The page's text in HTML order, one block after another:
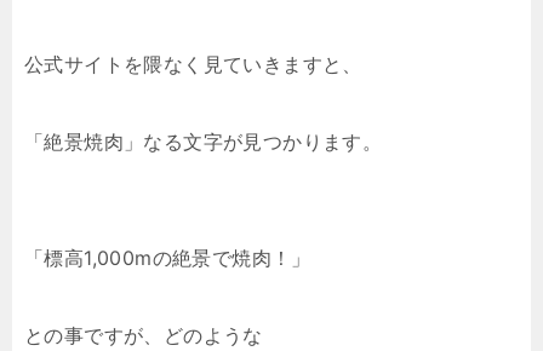
公式サイトを隈なく見ていきますと、
「絶景焼肉」なる文字が見つかります。
「標高1,000mの絶景で焼肉！」
との事ですが、どのような